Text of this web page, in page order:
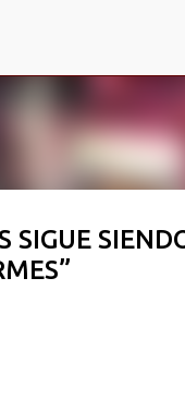
SIGUE